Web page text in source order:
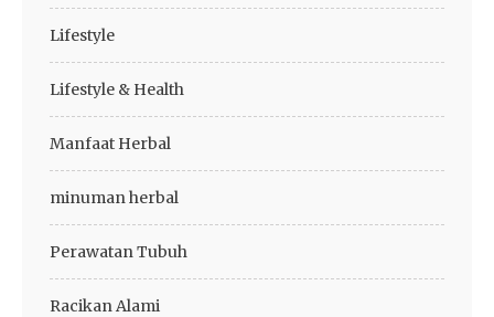
Lifestyle
Lifestyle & Health
Manfaat Herbal
minuman herbal
Perawatan Tubuh
Racikan Alami